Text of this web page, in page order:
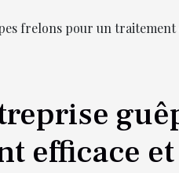
frelons pour un traitement
efficace et